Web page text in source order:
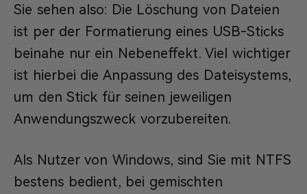
Sie sehen also: Die Löschung von Dateien
ist per der Formatierung eines USB-Sticks
beinahe nur ein Nebeneffekt. Viel wichtiger
ist hierbei die Anpassung des Dateisystems,
um den Stick für seinen jeweiligen
Anwendungszweck vorzubereiten.
Als Nutzer von Windows, sind Sie mit NTFS
bestens bedient, bei gemischten